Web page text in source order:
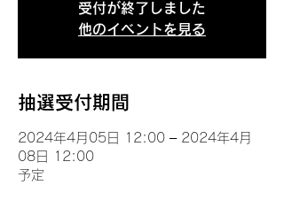
受付が終了しました
他のイベントを見る
抽選受付期間
2024年4月05日 12:00 – 2024年4月
08日 12:00
予定